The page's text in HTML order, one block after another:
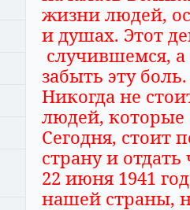
жизни людей,
и душах. Этот
случившемся,
забыть эту боль.
Никогда не
людей, которые
Сегодня, стоит
страну и
22 июня 1941
нашей страны,